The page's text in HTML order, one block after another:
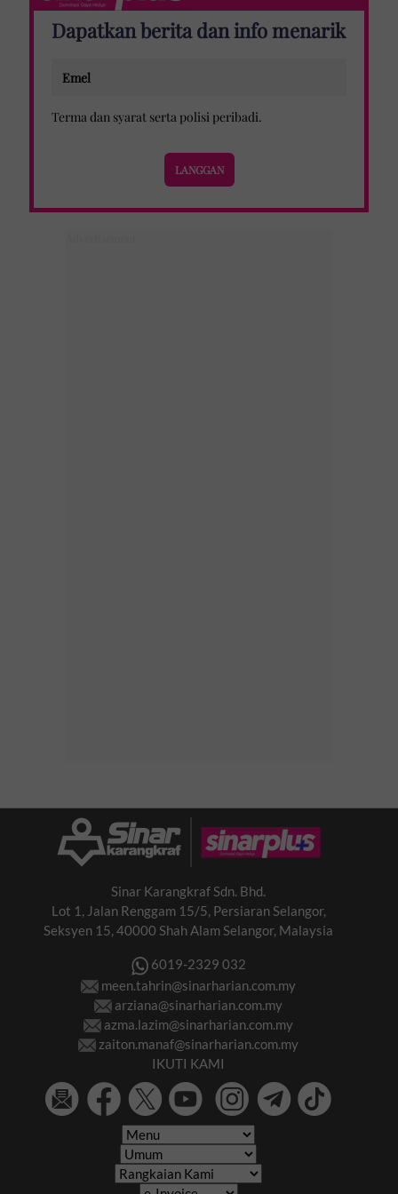
Dapatkan berita dan info menarik
Terma dan syarat serta polisi peribadi.
Sinar Karangkraf Sdn. Bhd.
Lot 1, Jalan Renggam 15/5, Persiaran Selangor,
Seksyen 15, 40000 Shah Alam Selangor, Malaysia
6019-2329 032
meen.tahrin@sinarharian.com.my
arziana@sinarharian.com.my
azma.lazim@sinarharian.com.my
zaiton.manaf@sinarharian.com.my
IKUTI KAMI